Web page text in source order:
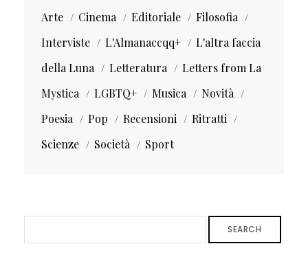
Arte
Cinema Editoriale
Filosofia
Interviste
L'Almanaccqq+
L'altra faccia
della Luna
Letteratura
Letters from La
Mystica
LGBTQ+ Musica
Novità
Poesia
Pop Recensioni
Ritratti
Scienze
Società Sport
SEARCH